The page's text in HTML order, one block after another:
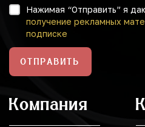
Нажимая “Отправить” я
получение рекламных
подписке
ОТПРАВИТЬ
Компания